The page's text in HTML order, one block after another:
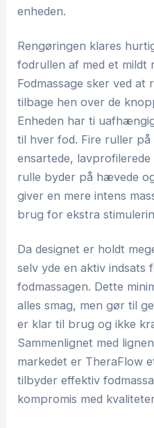
enheden.
Rengøringen klares
fodrullen af med et mildt
Fodmassage sker ved at
tilbage hen over de
Enheden har ti
til hver fod. Fire ruller på
ensartede,
rulle byder på hævede
giver en mere intens
brug for ekstra
Da designet er holdt
selv yde en aktiv
fodmassagen. Dette
alles smag, men gør til
er klar til brug og ikke
Sammenlignet med
markedet er TheraFlow
tilbyder effektiv
kompromis med